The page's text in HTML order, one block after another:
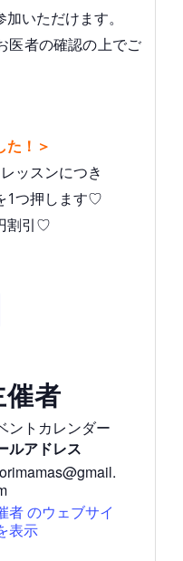
いただけます。
医者の確認の上でご
た！＞
ッスンにつき
1つ押します♡
割引♡
催者
ントカレンダー
ルアドレス
者 のウェブサイ
表示